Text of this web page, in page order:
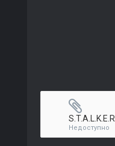
Недоступно